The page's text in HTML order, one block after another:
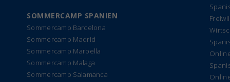
SOMMERCAMP SPANIEN
Sommercamp Barcelona
Sommercamp Madrid
Sommercamp Marbella
Sommercamp Malaga
Sommercamp Salamanca